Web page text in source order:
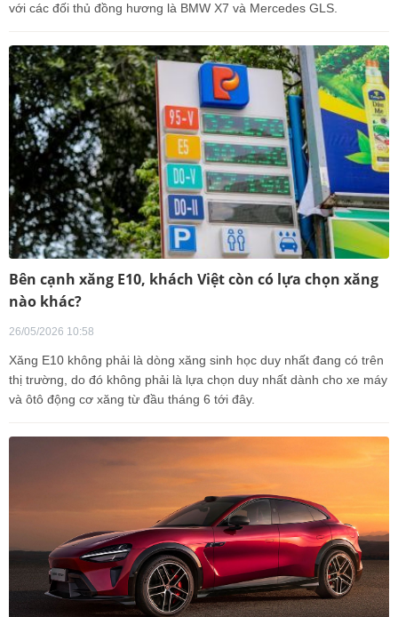
với các đối thủ đồng hương là BMW X7 và Mercedes GLS.
Bên cạnh xăng E10, khách Việt còn có lựa chọn xăng
nào khác?
26/05/2026 10:58
Xăng E10 không phải là dòng xăng sinh học duy nhất đang có trên
thị trường, do đó không phải là lựa chọn duy nhất dành cho xe máy
và ôtô động cơ xăng từ đầu tháng 6 tới đây.